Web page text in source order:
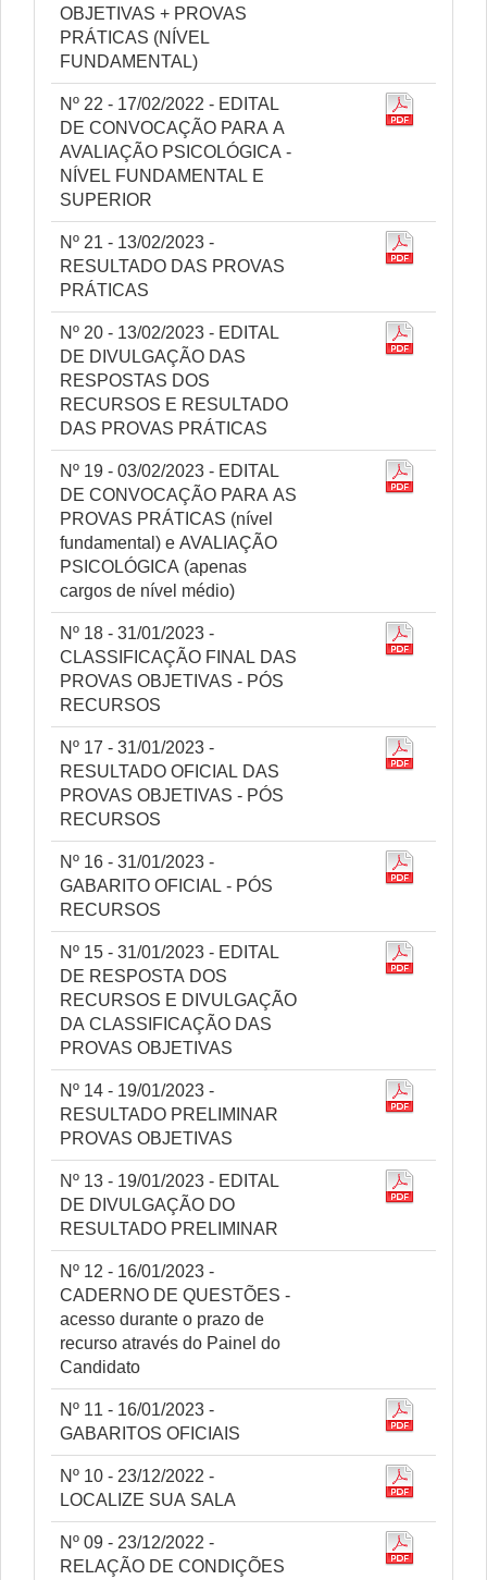
OBJETIVAS + PROVAS
PRÁTICAS (NÍVEL
FUNDAMENTAL)
Nº 22 - 17/02/2022 - EDITAL
DE CONVOCAÇÃO PARA A
AVALIAÇÃO PSICOLÓGICA -
NÍVEL FUNDAMENTAL E
SUPERIOR
Nº 21 - 13/02/2023 -
RESULTADO DAS PROVAS
PRÁTICAS
Nº 20 - 13/02/2023 - EDITAL
DE DIVULGAÇÃO DAS
RESPOSTAS DOS
RECURSOS E RESULTADO
DAS PROVAS PRÁTICAS
Nº 19 - 03/02/2023 - EDITAL
DE CONVOCAÇÃO PARA AS
PROVAS PRÁTICAS (nível
fundamental) e AVALIAÇÃO
PSICOLÓGICA (apenas
cargos de nível médio)
Nº 18 - 31/01/2023 -
CLASSIFICAÇÃO FINAL DAS
PROVAS OBJETIVAS - PÓS
RECURSOS
Nº 17 - 31/01/2023 -
RESULTADO OFICIAL DAS
PROVAS OBJETIVAS - PÓS
RECURSOS
Nº 16 - 31/01/2023 -
GABARITO OFICIAL - PÓS
RECURSOS
Nº 15 - 31/01/2023 - EDITAL
DE RESPOSTA DOS
RECURSOS E DIVULGAÇÃO
DA CLASSIFICAÇÃO DAS
PROVAS OBJETIVAS
Nº 14 - 19/01/2023 -
RESULTADO PRELIMINAR
PROVAS OBJETIVAS
Nº 13 - 19/01/2023 - EDITAL
DE DIVULGAÇÃO DO
RESULTADO PRELIMINAR
Nº 12 - 16/01/2023 -
CADERNO DE QUESTÕES -
acesso durante o prazo de
recurso através do Painel do
Candidato
Nº 11 - 16/01/2023 -
GABARITOS OFICIAIS
Nº 10 - 23/12/2022 -
LOCALIZE SUA SALA
Nº 09 - 23/12/2022 -
RELAÇÃO DE CONDIÇÕES